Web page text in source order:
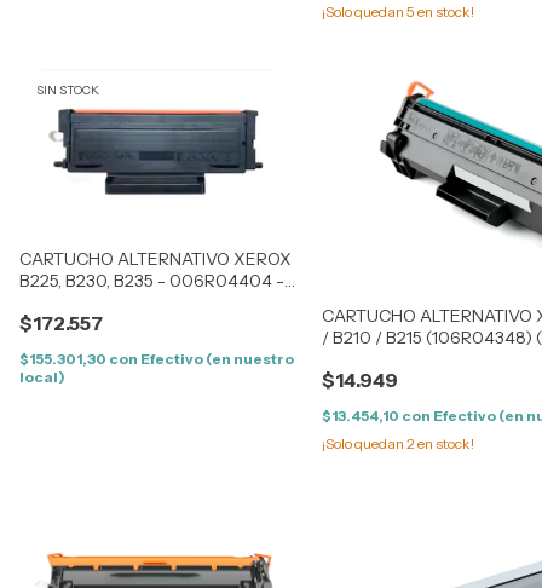
¡Solo quedan 5 en stock!
SIN STOCK
CARTUCHO ALTERNATIVO XEROX
B225, B230, B235 - 006R04404 -
$172.557
$155.301,30 con Efectivo (en nuestro
local)
CARTUCHO ALTERNATIVO
/ B210 / B215 (106R04348)
$14.949
$13.454,10 con Efectivo (en
¡Solo quedan 2en stock!